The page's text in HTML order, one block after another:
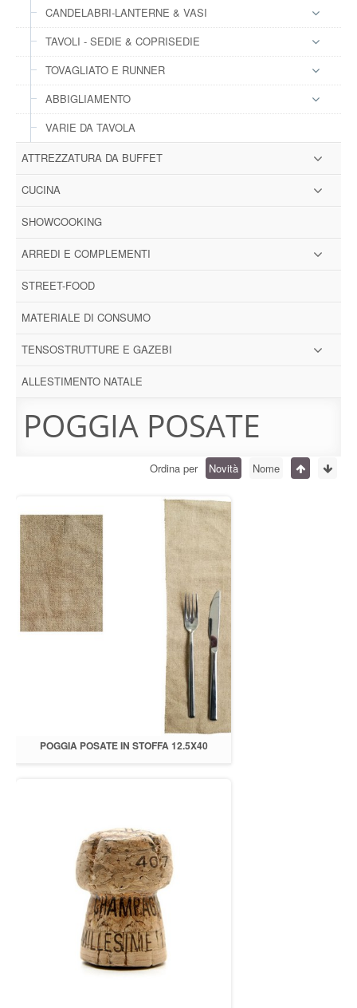
CANDELABRI-LANTERNE & VASI
TAVOLI - SEDIE & COPRISEDIE
TOVAGLIATO E RUNNER
ABBIGLIAMENTO
VARIE DA TAVOLA
ATTREZZATURA DA BUFFET
CUCINA
SHOWCOOKING
ARREDI E COMPLEMENTI
STREET-FOOD
MATERIALE DI CONSUMO
TENSOSTRUTTURE E GAZEBI
ALLESTIMENTO NATALE
POGGIA POSATE
Ordina per Novità Nome
POGGIA POSATE IN STOFFA 12.5X40